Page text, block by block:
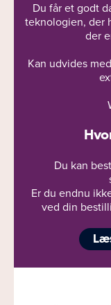
Du får et godt
teknologien, der
der
Kan udvides
Du kan
Er du endnu
ved din